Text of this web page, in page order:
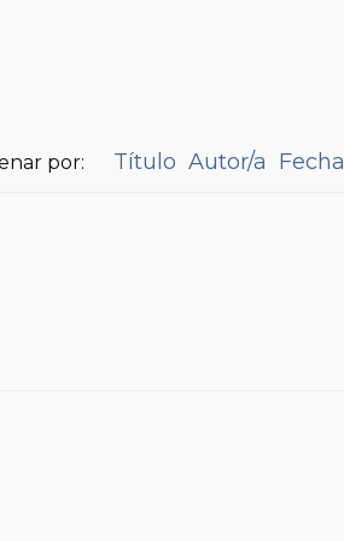
por: Título Autor/a Fecha